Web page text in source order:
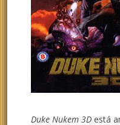
Duke Nukem 3Destá